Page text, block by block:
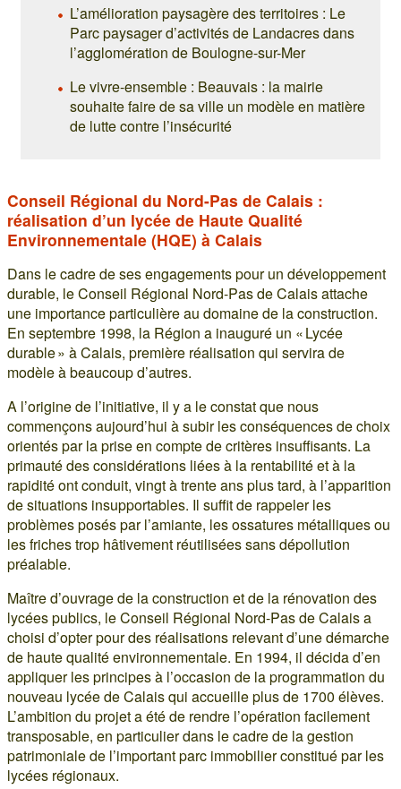
L’amélioration paysagère des territoires : Le
Parc paysager d’activités de Landacres dans
l’agglomération de Boulogne-sur-Mer
Le vivre-ensemble : Beauvais : la mairie
souhaite faire de sa ville un modèle en matière
de lutte contre l’insécurité
Conseil Régional du Nord-Pas de Calais :
réalisation d’un lycée de Haute Qualité
Environnementale (HQE) à Calais
Dans le cadre de ses engagements pour un développement
durable, le Conseil Régional Nord-Pas de Calais attache
une importance particulière au domaine de la construction.
En septembre 1998, la Région a inauguré un « Lycée
durable » à Calais, première réalisation qui servira de
modèle à beaucoup d’autres.
A l’origine de l’initiative, il y a le constat que nous
commençons aujourd’hui à subir les conséquences de choix
orientés par la prise en compte de critères insuffisants. La
primauté des considérations liées à la rentabilité et à la
rapidité ont conduit, vingt à trente ans plus tard, à l’apparition
de situations insupportables. Il suffit de rappeler les
problèmes posés par l’amiante, les ossatures métalliques ou
les friches trop hâtivement réutilisées sans dépollution
préalable.
Maître d’ouvrage de la construction et de la rénovation des
lycées publics, le Conseil Régional Nord-Pas de Calais a
choisi d’opter pour des réalisations relevant d’une démarche
de haute qualité environnementale. En 1994, il décida d’en
appliquer les principes à l’occasion de la programmation du
nouveau lycée de Calais qui accueille plus de 1700 élèves.
L’ambition du projet a été de rendre l’opération facilement
transposable, en particulier dans le cadre de la gestion
patrimoniale de l’important parc immobilier constitué par les
lycées régionaux.